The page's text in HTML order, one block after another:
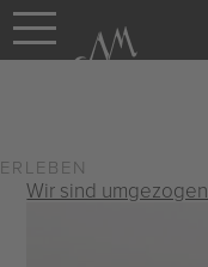
NM-Hof|Erleben
ERLEBEN
Wir sind umgezogen